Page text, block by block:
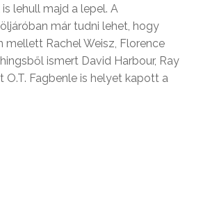
lehull majd a lepel. A
már tudni lehet, hogy
mellett Rachel Weisz, Florence
ismert David Harbour, Ray
O.T. Fagbenle is helyet kapott a